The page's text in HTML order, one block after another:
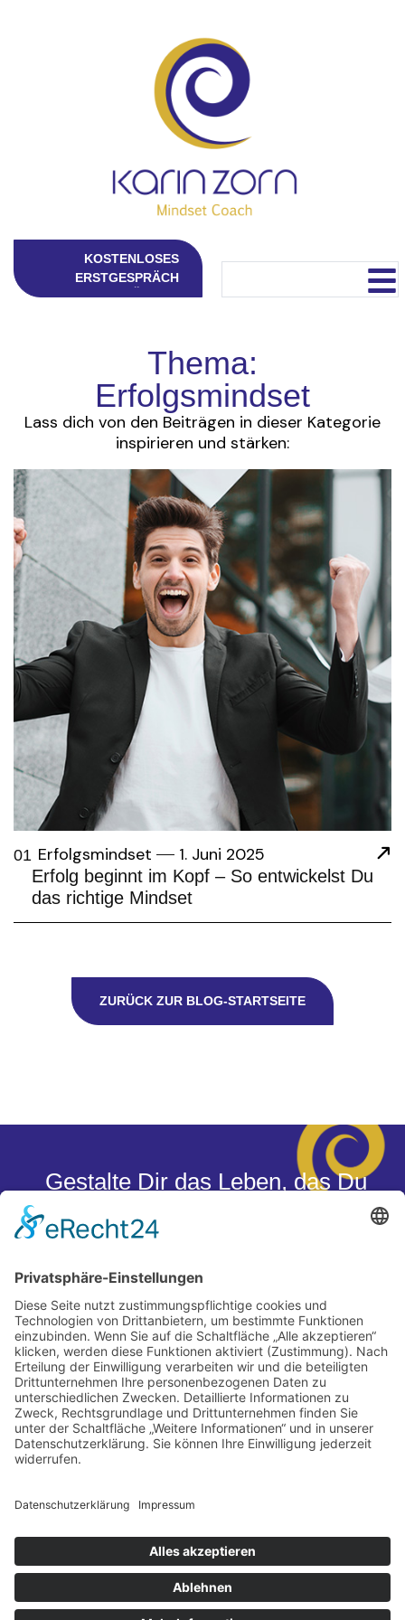
KOSTENLOSES
ERSTGESPRÄCH
Thema:
Erfolgsmindset
Lass dich von den Beiträgen in dieser Kategorie
inspirieren und stärken:
01 Erfolgsmindset 1. Juni 2025
Erfolg beginnt im Kopf – So entwickelst Du
das richtige Mindset
ZURÜCK ZUR BLOG-STARTSEITE
Gestalte Dir das Leben, das Du
Investiere in Dich selbst.
Wann lernen wir
uns kennen?
Erstgespräch
→ Nachricht schicken